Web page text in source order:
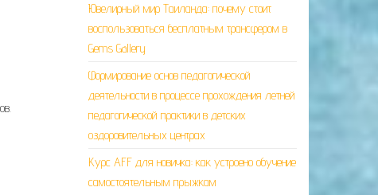
Ювелирный мир Таиланда: почему стоит
воспользоваться бесплатным трансфером в
Gems Gallery
Формирование основ педагогической
деятельности в процессе прохождения летней
педагогической практики в детских
оздоровительных центрах
Курс AFF для новичка: как устроено обучение
самостоятельным прыжкам